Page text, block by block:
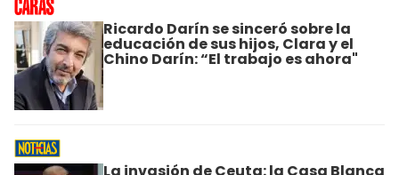
Ricardo Darín se sinceró sobre la
educación de sus hijos, Clara y el
Chino Darín: “El trabajo es ahora"
La invasión de Ceuta: la Casa Blanca